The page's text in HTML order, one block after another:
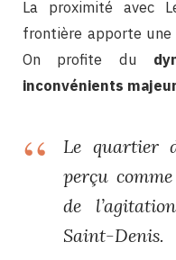
La proximité avec
frontière apporte
On profite du
inconvénients
Le quartier
perçu
de
Saint-Denis.